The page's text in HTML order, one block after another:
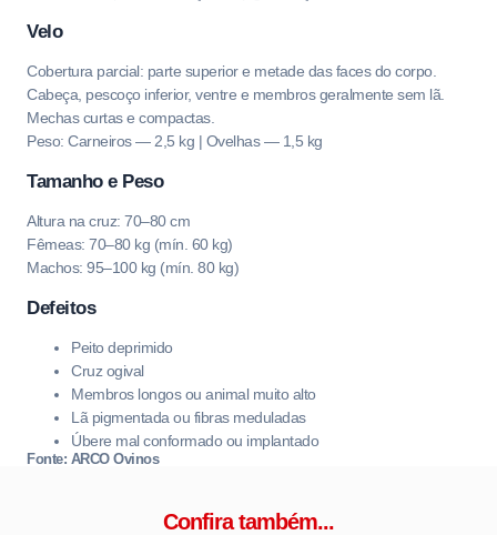
Velo
Cobertura parcial: parte superior e metade das faces do corpo.
Cabeça, pescoço inferior, ventre e membros geralmente sem lã.
Mechas curtas e compactas.
Peso: Carneiros — 2,5 kg | Ovelhas — 1,5 kg
Tamanho e Peso
Altura na cruz: 70–80 cm
Fêmeas: 70–80 kg (mín. 60 kg)
Machos: 95–100 kg (mín. 80 kg)
Defeitos
Peito deprimido
Cruz ogival
Membros longos ou animal muito alto
Lã pigmentada ou fibras meduladas
Úbere mal conformado ou implantado
Fonte: ARCO Ovinos
Confira também...